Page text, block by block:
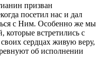
призван
посетил нас и дал
с Ним. Особенно же мы
встретились с
сердцах живую веру,
об исполнении